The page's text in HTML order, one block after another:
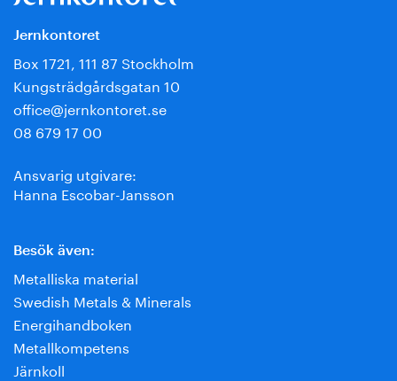
Jernkontoret
Box 1721, 111 87 Stockholm
Kungsträdgårdsgatan 10
office@jernkontoret.se
08 679 17 00
Ansvarig utgivare:
Hanna Escobar-Jansson
Besök även:
Metalliska material
Swedish Metals & Minerals
Energihandboken
Metallkompetens
Järnkoll